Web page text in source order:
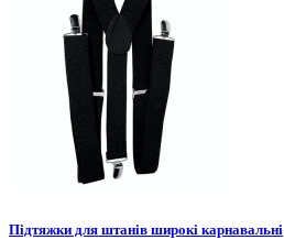
Підтяжки для штанів широкі карнавальні